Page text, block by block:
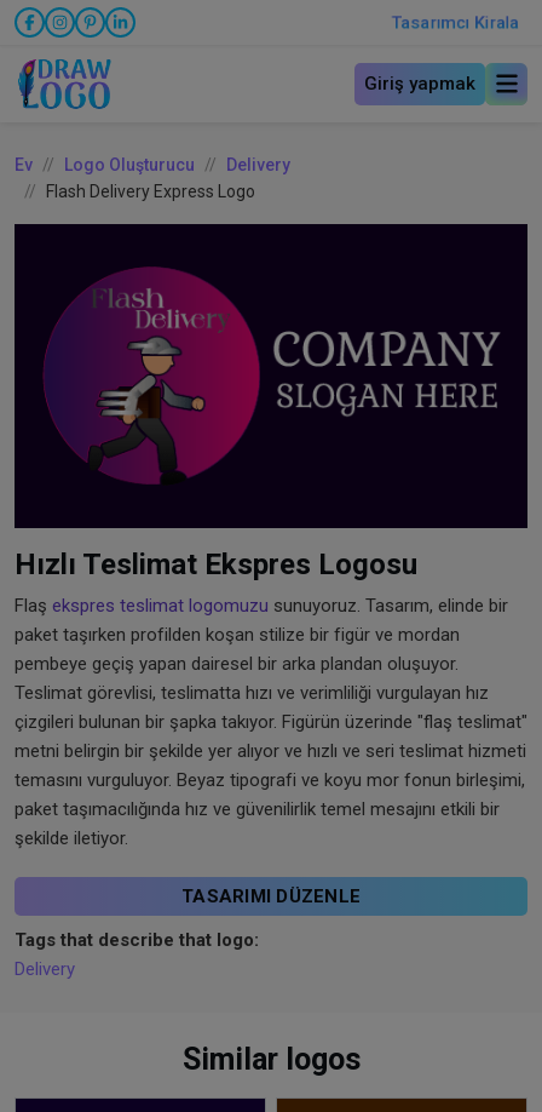
Tasarımcı Kirala
Giriş yapmak
Ev Logo Oluşturucu
Delivery
Flash Delivery Express Logo
Hızlı Teslimat Ekspres Logosu
Flaş ekspres teslimat logomuzu sunuyoruz. Tasarım, elinde bir
paket taşırken profilden koşan stilize bir figür ve mordan
pembeye geçiş yapan dairesel bir arka plandan oluşuyor.
Teslimat görevlisi, teslimatta hızı ve verimliliği vurgulayan hız
çizgileri bulunan bir şapka takıyor. Figürün üzerinde "flaş teslimat"
metni belirgin bir şekilde yer alıyor ve hızlı ve seri teslimat hizmeti
temasını vurguluyor. Beyaz tipografi ve koyu mor fonun birleşimi,
paket taşımacılığında hız ve güvenilirlik temel mesajını etkili bir
şekilde iletiyor.
TASARIMI DÜZENLE
Tags that describe that logo:
Delivery
Similar logos